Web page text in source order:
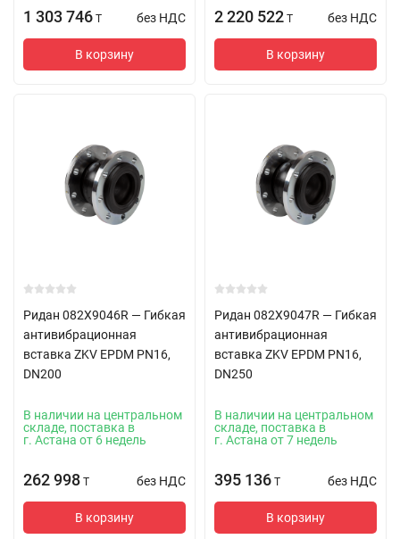
1 303 746 T без НДС
В корзину
2 220 522 T без НДС
В корзину
Ридан 082X9046R — Гибкая
антивибрационная
вставка ZKV EPDM PN16,
DN200
В наличии на центральном
складе, поставка в
г. Астана от 6 недель
262 998 T без НДС
В корзину
Ридан 082X9047R — Гибкая
антивибрационная
вставка ZKV EPDM PN16,
DN250
В наличии на центральном
складе, поставка в
г. Астана от 7 недель
395 136 T без НДС
В корзину